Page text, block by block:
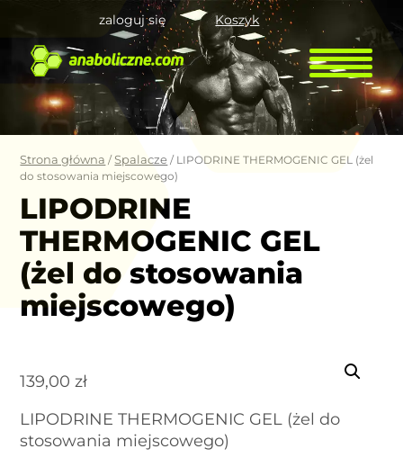
Koszyk
zaloguj się
Strona główna /Spalacze / LIPODRINE THERMOGENIC GEL (żel
do stosowania miejscowego)
LIPODRINE
THERMOGENIC GEL
(żel do stosowania
miejscowego)
139,00zł
LIPODRINE THERMOGENIC GEL (żel do
stosowania miejscowego)